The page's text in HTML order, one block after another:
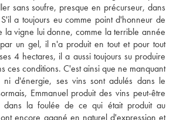
sans soufre, presque en précurseur, dans
a toujours eu comme point d'honneur de
la vigne lui donne, comme la terrible année
un gel, il n'a produit en tout et pour tout
4 hectares, il a aussi toujours su produire
ces conditions. C'est ainsi que ne manquant
ni d'énergie, ses vins sont adulés dans le
Emmanuel produit des vins peut-être
dans la foulée de ce qui était produit au
encore gagné en naturel d'expression et